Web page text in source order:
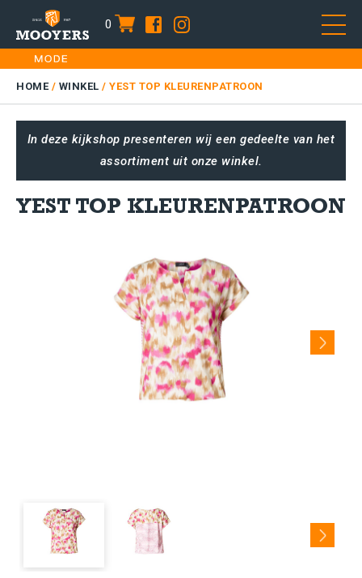
0 item
Skip
to
content
HOME
DAMES
KIDS
PLUS SIZE
HOME/ WINKEL / YEST TOP KLEURENPATROON
In deze kijkshop presenteren wij een gedeelte van het
assortiment uit onze winkel.
YEST TOP KLEURENPATROON
Next
Next